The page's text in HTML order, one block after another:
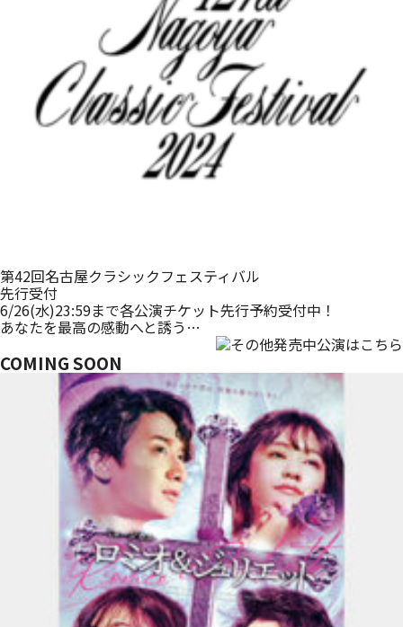
第42回名古屋クラシックフェスティバル
先行受付
6/26(水)23:59まで各公演チケット先行予約受付中！
あなたを最高の感動へと誘う…
COMING SOON